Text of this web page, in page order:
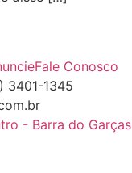
Fale Conosco
3401-1345
- Barra do Garças